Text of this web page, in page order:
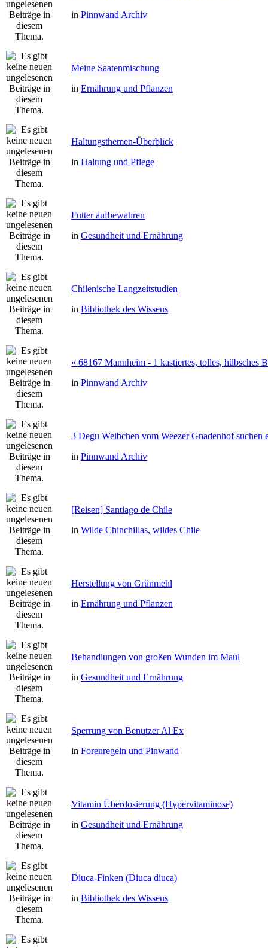
in Pinnwand Archiv
Meine Saatenmischung
in Ernährung und Pflanzen
Haltungsthemen-Überblick
in Haltung und Pflege
Futter aufbewahren
in Gesundheit und Ernährung
Chilenische Langzeitstudien
in Bibliothek des Wissens
» 68167 Mannheim - 1 kastiertes, tolles, hübsches
in Pinnwand Archiv
3 Degu Weibchen vom Weezer Gnadenhof suchen
in Pinnwand Archiv
[Reisen] Santiago de Chile
in Wilde Chinchillas, wildes Chile
Herstellung von Grünmehl
in Ernährung und Pflanzen
Behandlungen von großen Wunden im Maul
in Gesundheit und Ernährung
Sperrung von Benutzer Al Ex
in Forenregeln und Pinwand
Vitamin Überdosierung (Hypervitaminose)
in Gesundheit und Ernährung
Diuca-Finken (Diuca diuca)
in Bibliothek des Wissens